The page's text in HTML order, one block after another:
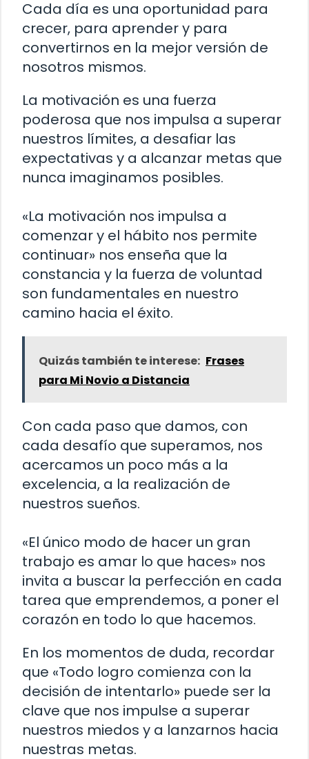
Cada día es una oportunidad para
crecer, para aprender y para
convertirnos en la mejor versión de
nosotros mismos.
La motivación es una fuerza
poderosa que nos impulsa a superar
nuestros límites, a desafiar las
expectativas y a alcanzar metas que
nunca imaginamos posibles.
«La motivación nos impulsa a
comenzar y el hábito nos permite
continuar» nos enseña que la
constancia y la fuerza de voluntad
son fundamentales en nuestro
camino hacia el éxito.
Quizás también te interese: Frases
para Mi Novio a Distancia
Con cada paso que damos, con
cada desafío que superamos, nos
acercamos un poco más a la
excelencia, a la realización de
nuestros sueños.
«El único modo de hacer un gran
trabajo es amar lo que haces» nos
invita a buscar la perfección en cada
tarea que emprendemos, a poner el
corazón en todo lo que hacemos.
En los momentos de duda, recordar
que «Todo logro comienza con la
decisión de intentarlo» puede ser la
clave que nos impulse a superar
nuestros miedos y a lanzarnos hacia
nuestras metas.